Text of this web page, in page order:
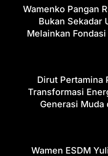
Wamenko Pangan
Bukan Sekadar
Melainkan
Dirut Pertamina
Transformasi
Generasi
Wamen ESDM